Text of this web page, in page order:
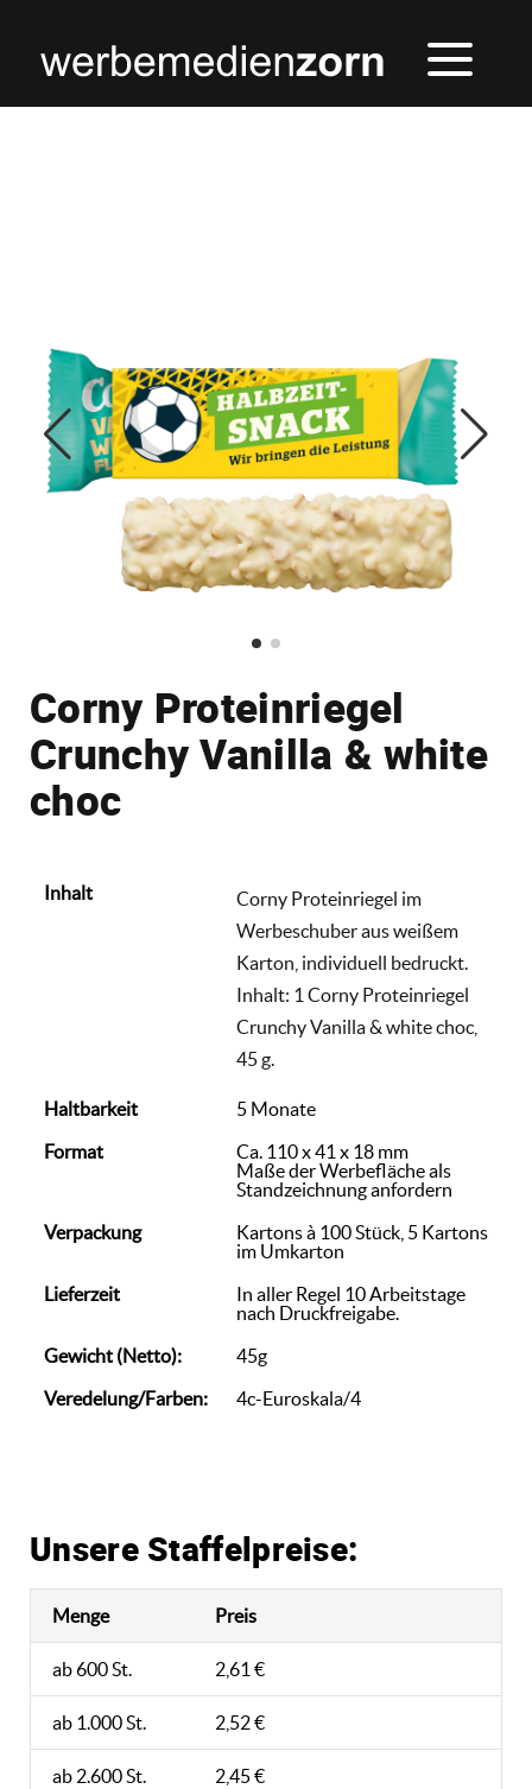
Corny Proteinriegel
Crunchy Vanilla & white
choc
Inhalt
Corny Proteinriegel im
Werbeschuber aus weißem
Karton, individuell bedruckt.
Inhalt: 1 Corny Proteinriegel
Crunchy Vanilla & white choc,
45 g.
Haltbarkeit
5 Monate
Format
Ca. 110 x 41 x 18 mm
Maße der Werbefläche als
Standzeichnung anfordern
Verpackung
Kartons à 100 Stück, 5 Kartons
im Umkarton
Lieferzeit
In aller Regel 10 Arbeitstage
nach Druckfreigabe.
Gewicht (Netto):
45g
Veredelung/Farben:
4c-Euroskala/4
Unsere Staffelpreise:
Menge Preis
ab 600 St. 2,61 €
ab 1.000 St. 2,52 €
ab 2.600 St. 2,45 €